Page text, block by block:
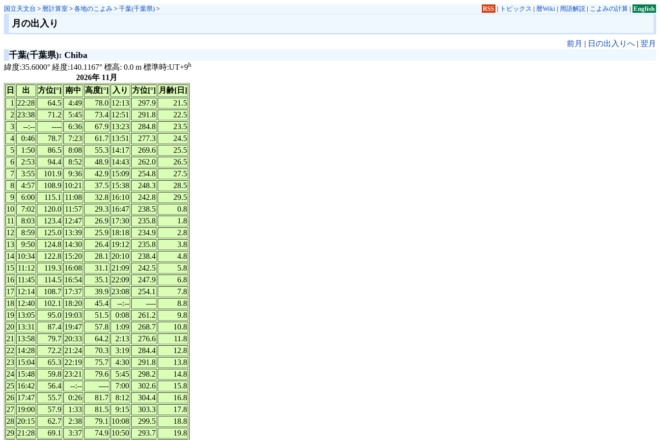
国立天文台 > 暦計算室 > 各地のこよみ > 千葉(千葉県) > RSS | トピックス | 暦Wiki| 用語解説| こよみの計算| English
月の出入り
前月 | 日の出入りへ | 翌月
千葉(千葉県): Chiba
緯度:35.6000° 経度:140.1167° 標高: 0.0 m 標準時:UT+9h
2026年 11月
日
出 方位[°] 南中 高度[°] 入り 方位[°] 月齢[日]
1 22:28 64.5 4:49 78.0 12:13 297.9
21.5
2 23:38 71.2 5:45 73.4 12:51 291.8
22.5
3
--:-- ---- 6:36 67.9 13:23 284.8
23.5
4
0:46 78.7 7:23 61.7 13:51 277.3
24.5
5
1:50 86.5 8:08 55.3 14:17 269.6
25.5
6
2:53 94.4 8:52 48.9 14:43 262.0
26.5
7
3:55 101.9 9:36 42.9 15:09 254.8
27.5
8
4:57 108.9 10:21 37.5 15:38 248.3
28.5
9
6:00 115.1 11:08 32.8 16:10 242.8
29.5
10
7:02 120.0 11:57 29.3 16:47 238.5
0.8
11
8:03 123.4 12:47 26.9 17:30 235.8
1.8
12
8:59 125.0 13:39 25.9 18:18 234.9
2.8
13
9:50 124.8 14:30 26.4 19:12 235.8
3.8
14 10:34 122.8 15:20 28.1 20:10 238.4
4.8
15 11:12 119.3 16:08 31.1 21:09 242.5
5.8
16 11:45 114.5 16:54 35.1 22:09 247.9
6.8
17 12:14 108.7 17:37 39.9 23:08 254.1
7.8
18 12:40 102.1 18:20 45.4 --:-- ----
8.8
19 13:05 95.0 19:03 51.5 0:08 261.2
9.8
20 13:31 87.4 19:47 57.8 1:09 268.7
10.8
21 13:58 79.7 20:33 64.2 2:13 276.6
11.8
22 14:28 72.2 21:24 70.3 3:19 284.4
12.8
23 15:04 65.3 22:19 75.7 4:30 291.8
13.8
24 15:48 59.8 23:21 79.6 5:45 298.2
14.8
25 16:42 56.4 --:-- ---- 7:00 302.6
15.8
26 17:47 55.7 0:26 81.7 8:12 304.4
16.8
27 19:00 57.9 1:33 81.5 9:15 303.3
17.8
28 20:15 62.7 2:38 79.1 10:08 299.5
18.8
29 21:28 69.1 3:37 74.9 10:50 293.7 19.8